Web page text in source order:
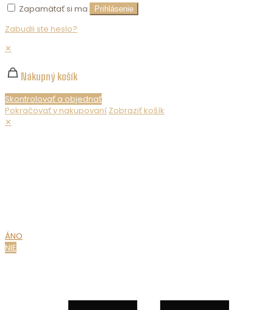
Zapamätať si ma
Prihlásenie
Zabudli ste heslo?
✕
Nákupný košík
Skontrolovať a objednať
Pokračovať v nakupovaní Zobraziť košík
✕
ÁNO
NIE